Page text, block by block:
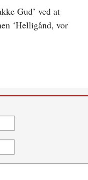
Gud’ ved at
‘Helligånd, vor